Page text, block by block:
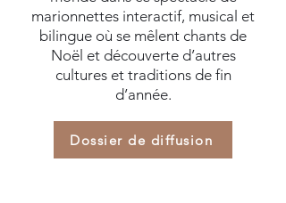
marionnettes interactif, musical et
bilingue où se mêlent chants de
Noël et découverte d’autres
cultures et traditions de fin
d’année.
Dossier de diffusion